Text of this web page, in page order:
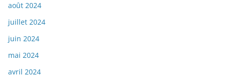
août 2024
juillet 2024
juin 2024
mai 2024
avril 2024